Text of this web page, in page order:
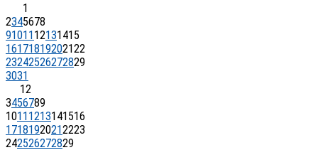
1
2345678
9101112131415
16171819202122
23242526272829
3031
12
3456789
10111213141516
17181920212223
242526272829